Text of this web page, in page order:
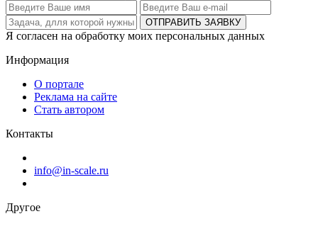
ОТПРАВИТЬ ЗАЯВКУ
Я согласен на обработку моих персональных данных
Информация
О портале
Реклама на сайте
Стать автором
Контакты
info@in-scale.ru
Другое